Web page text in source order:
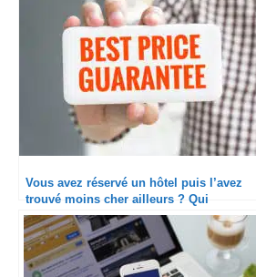
Vous avez réservé un hôtel puis l’avez
trouvé moins cher ailleurs ? Qui
dédommage le mieux ?